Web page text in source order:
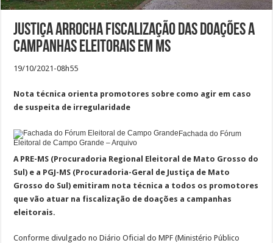
Justiça arrocha fiscalização das doações a
campanhas eleitorais em MS
19/10/2021-08h55
Nota técnica orienta promotores sobre como agir em caso
de suspeita de irregularidade
Fachada do Fórum
Eleitoral de Campo Grande – Arquivo
A PRE-MS (Procuradoria Regional Eleitoral de Mato Grosso do
Sul) e a PGJ-MS (Procuradoria-Geral de Justiça de Mato
Grosso do Sul) emitiram nota técnica a todos os promotores
que vão atuar na fiscalização de doações a campanhas
eleitorais.
Conforme divulgado no Diário Oficial do MPF (Ministério Público